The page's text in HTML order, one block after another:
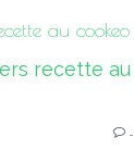
au cookeo
…